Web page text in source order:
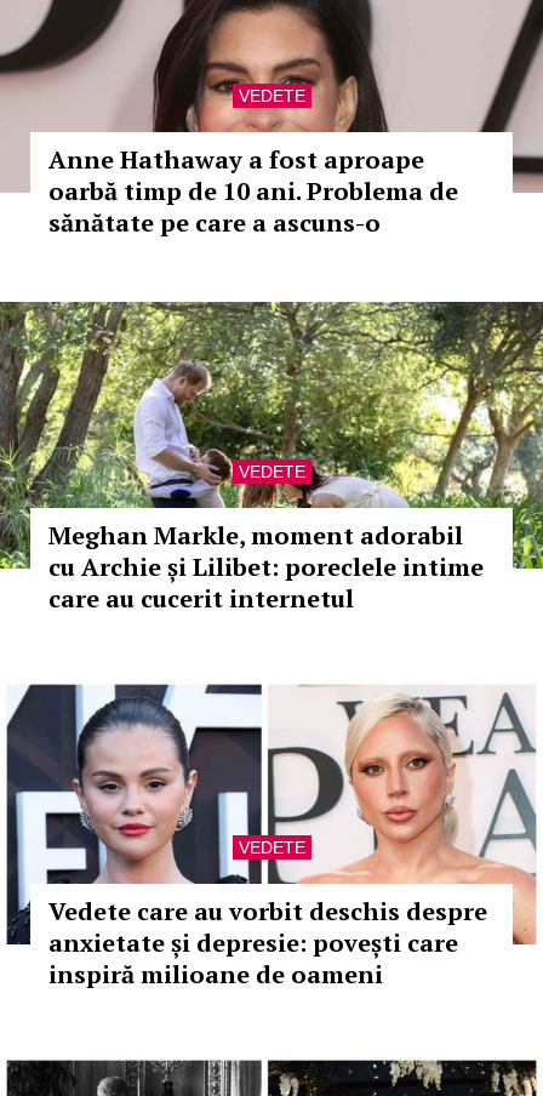
VEDETE
Anne Hathaway a fost aproape
oarbă timp de 10 ani. Problema de
sănătate pe care a ascuns-o
VEDETE
Meghan Markle, moment adorabil
cu Archie și Lilibet: poreclele intime
care au cucerit internetul
VEDETE
Vedete care au vorbit deschis despre
anxietate și depresie: povești care
inspiră milioane de oameni